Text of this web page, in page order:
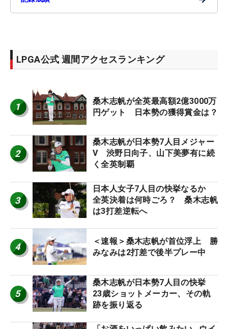
LPGA公式 週間アクセスランキング
1
桑木志帆が全英最高額2億3000万
円ゲット 日本勢の獲得賞金は？
2
桑木志帆が日本勢7人目メジャー
V 渋野日向子、山下美夢有に続
く全英制覇
3
日本人女子7人目の快挙なるか
全英決着は何時ごろ？ 桑木志帆
は3打差逆転へ
4
＜速報＞桑木志帆が首位浮上 勝
みなみは2打差で後半プレー中
5
桑木志帆が日本勢7人目の快挙
23歳ショットメーカー、その軌
跡を振り返る